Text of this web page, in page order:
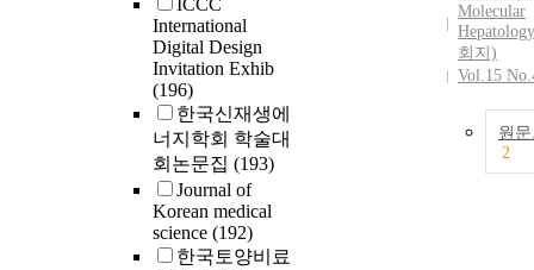
ICCC
International
Digital Design
Invitation Exhib
(196)
한국신재생에
너지학회 학술대
회논문집 (193)
Journal of
Korean medical
science (192)
한국토양비료
years.
results of this
suggest that
forests of
decompose
the high
temperature
Molecular
회지)
Vol.15
원
2